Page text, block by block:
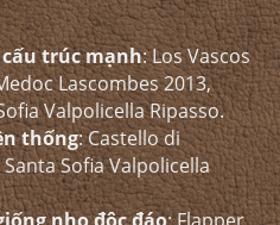
trúc mạnh: Los Vascos
Lascombes 2013,
Valpolicella Ripasso.
thống: Castello di
Sofia Valpolicella